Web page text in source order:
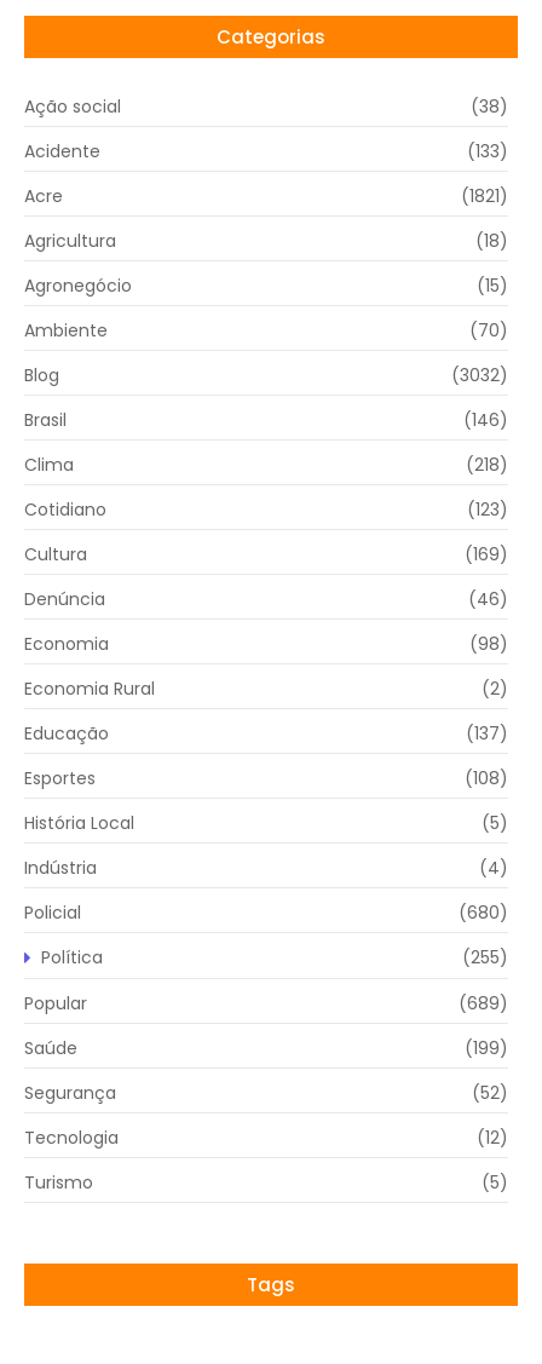
Categorias
Ação social
(38)
Acidente
(133)
Acre
(1821)
Agricultura
(18)
Agronegócio
(15)
Ambiente
(70)
Blog
(3032)
Brasil
(146)
Clima
(218)
Cotidiano
(123)
Cultura
(169)
Denúncia
(46)
Economia
(98)
Economia Rural
(2)
Educação
(137)
Esportes
(108)
História Local
(5)
Indústria
(4)
Policial
(680)
Política
(255)
Popular
(689)
Saúde
(199)
Segurança
(52)
Tecnologia
(12)
Turismo
(5)
Tags